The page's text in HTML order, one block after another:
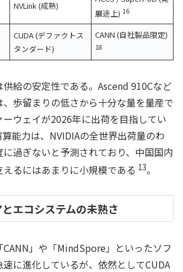
NVLink (成熟)
展途上) 16
CUDA (デファクトス
タンダード)
CANN (自社製品限定)
18
給の安定性である。Ascend 910Cなど
歩留まりの低さから十分な量を量産で
ーウェイが2026年に出荷を目指してい
能力は、NVIDIAの全世界出荷量のわ
過ぎないと予測されており、中国国内
るにはあまりに小規模である 13。
エコシステムの未熟さ
CANN」や「MindSpore」といったソフ
速に進化しているが、依然としてCUDA